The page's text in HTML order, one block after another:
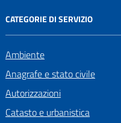
CATEGORIE DI SERVIZIO
Ambiente
Anagrafe e stato civile
Autorizzazioni
Catasto e urbanistica